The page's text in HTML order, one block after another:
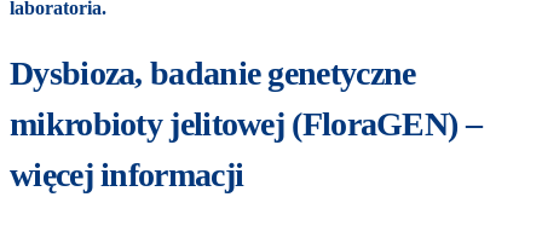
laboratoria.
Dysbioza, badanie genetyczne
mikrobioty jelitowej (FloraGEN) –
więcej informacji